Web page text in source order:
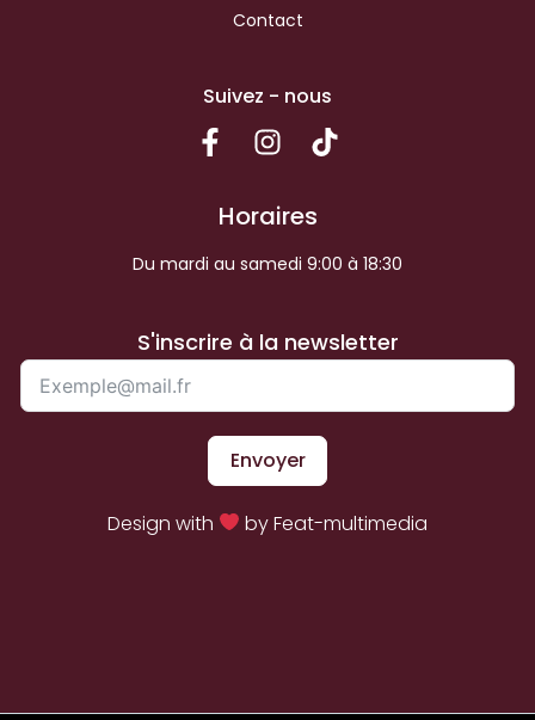
Contact
Suivez - nous
Horaires
Du mardi au samedi 9:00 à 18:30
S'inscrire à la newsletter
Envoyer
Design with by Feat-multimedia